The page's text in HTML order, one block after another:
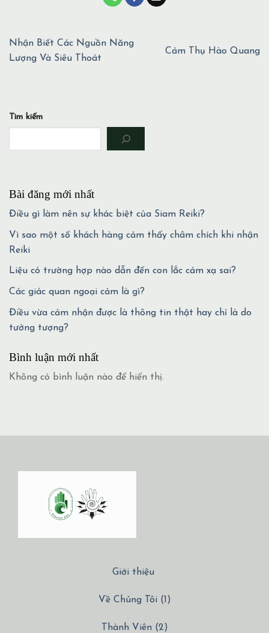
Nhận Biết Các Nguồn Năng
Lượng Và Siêu Thoát
Cảm Thụ Hào Quang
Tìm kiếm
Bài đăng mới nhất
Điều gì làm nên sự khác biệt của Siam Reiki?
Vì sao một số khách hàng cảm thấy châm chích khi nhận
Reiki
Liệu có trường hợp nào dẫn đến con lắc cảm xạ sai?
Các giác quan ngoại cảm là gì?
Điều vừa cảm nhận được là thông tin thật hay chỉ là do
tưởng tượng?
Bình luận mới nhất
Không có bình luận nào để hiển thị.
Giới thiệu
Về Chúng Tôi (1)
Thành Viên (2)